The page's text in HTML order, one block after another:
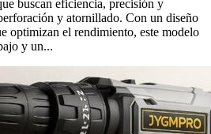
buscan eficiencia, precisión y
y atornillado. Con un diseño
optimizan el rendimiento, este modelo
y un...